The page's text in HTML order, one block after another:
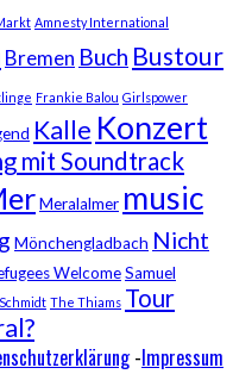
Amnesty International
Bremen Buch Bustour
Frankie Balou Girlspower
Kalle Konzert
mit Soundtrack
Meralalmer music
Mönchengladbach Nicht
WelcomeSamuel
The Thiams Tour
-Impressum